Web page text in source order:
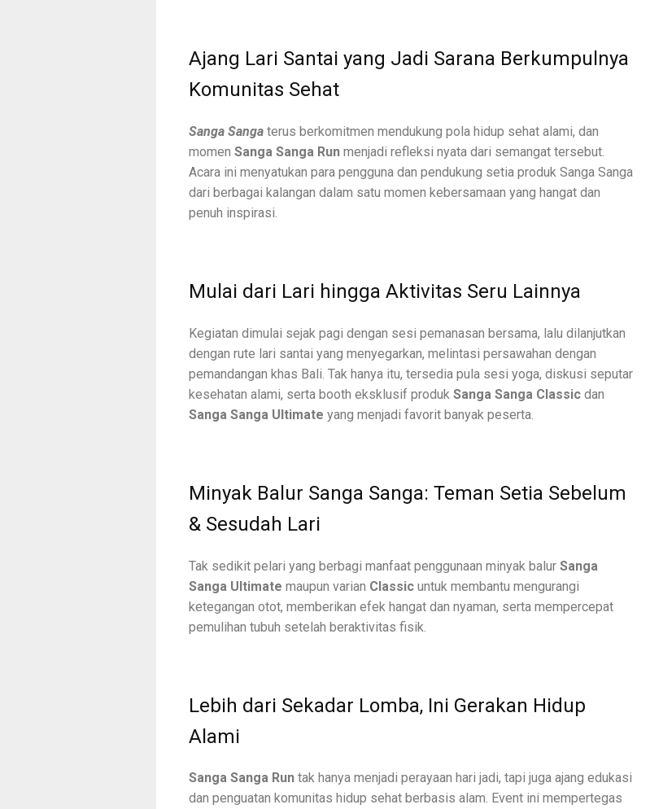
Ajang Lari Santai yang Jadi Sarana Berkumpulnya
Komunitas Sehat
Sanga Sanga terus berkomitmen mendukung pola hidup sehat alami, dan
momen Sanga Sanga Run menjadi refleksi nyata dari semangat tersebut.
Acara ini menyatukan para pengguna dan pendukung setia produk Sanga Sanga
dari berbagai kalangan dalam satu momen kebersamaan yang hangat dan
penuh inspirasi.
Mulai dari Lari hingga Aktivitas Seru Lainnya
Kegiatan dimulai sejak pagi dengan sesi pemanasan bersama, lalu dilanjutkan
dengan rute lari santai yang menyegarkan, melintasi persawahan dengan
pemandangan khas Bali. Tak hanya itu, tersedia pula sesi yoga, diskusi seputar
kesehatan alami, serta booth eksklusif produk Sanga Sanga Classic dan
Sanga Sanga Ultimate yang menjadi favorit banyak peserta.
Minyak Balur Sanga Sanga: Teman Setia Sebelum
& Sesudah Lari
Tak sedikit pelari yang berbagi manfaat penggunaan minyak balur Sanga
Sanga Ultimate maupun varian Classic untuk membantu mengurangi
ketegangan otot, memberikan efek hangat dan nyaman, serta mempercepat
pemulihan tubuh setelah beraktivitas fisik.
Lebih dari Sekadar Lomba, Ini Gerakan Hidup
Alami
Sanga Sanga Run tak hanya menjadi perayaan hari jadi, tapi juga ajang edukasi
dan penguatan komunitas hidup sehat berbasis alam. Event ini mempertegas